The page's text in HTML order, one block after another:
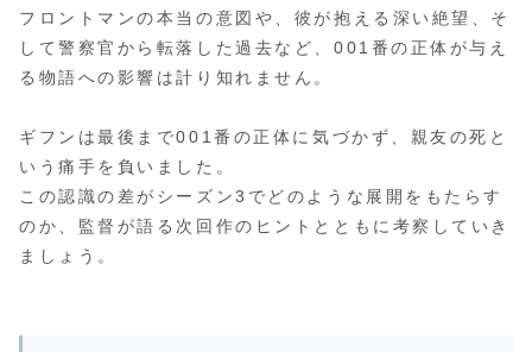
フロントマンの本当の意図や、彼が抱える深い絶望、そ
して警察官から転落した過去など、001番の正体が与え
る物語への影響は計り知れません。
ギフンは最後まで001番の正体に気づかず、親友の死と
いう痛手を負いました。
この認識の差がシーズン3でどのような展開をもたらす
のか、監督が語る次回作のヒントとともに考察していき
ましょう。